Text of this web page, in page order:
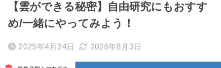
【雲ができる秘密】自由研究にもおすす
め/一緒にやってみよう！
2025年4月24日 2026年8月3日